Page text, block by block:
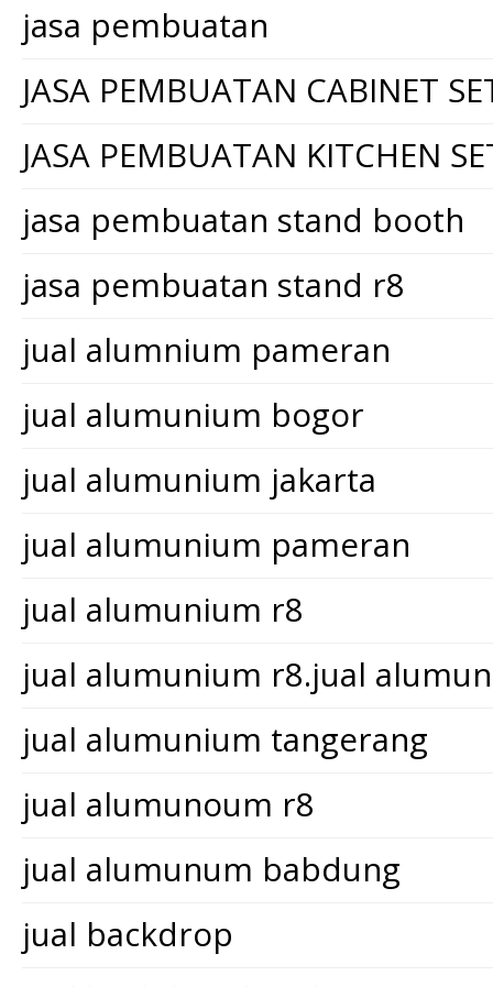
jasa pembuatan
JASA PEMBUATAN CABINET
JASA PEMBUATAN KITCHEN
jasa pembuatan stand booth
jasa pembuatan stand r8
jual alumnium pameran
jual alumunium bogor
jual alumunium jakarta
jual alumunium pameran
jual alumunium r8
jual alumunium r8.jual
jual alumunium tangerang
jual alumunoum r8
jual alumunum babdung
jual backdrop